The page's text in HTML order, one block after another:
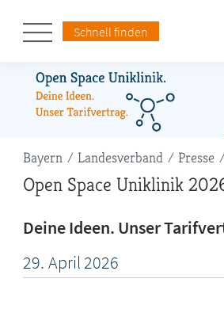
Schnell finden
Pfadnavigation
Bayern Landesverband Presse
Open Space Uniklinik
Deine Ideen. Unser
29. April2026